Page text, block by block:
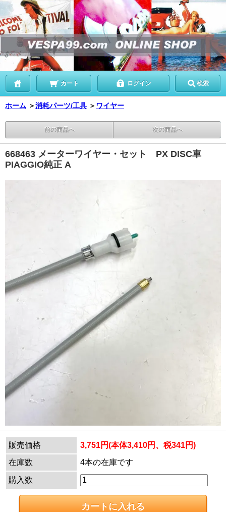
カート ログイン 検索
ホーム ＞消耗パーツ/工具 ＞ ワイヤー
前の商品へ 次の商品へ
668463 メーターワイヤー・セット PX DISC車
PIAGGIO純正 A
販売価格
3,751円(本体3,410円、税341円)
在庫数
4本の在庫です
購入数